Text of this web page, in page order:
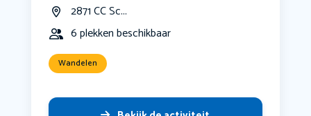
2871 CC Sc...
6 plekken beschikbaar
Wandelen